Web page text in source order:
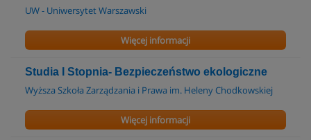
UW - Uniwersytet Warszawski
Więcej informacji
Studia I Stopnia- Bezpieczeństwo ekologiczne
Wyższa Szkoła Zarządzania i Prawa im. Heleny Chodkowskiej
Więcej informacji